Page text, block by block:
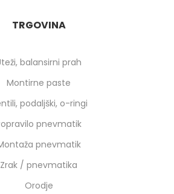
TRGOVINA
balansirni prah
Montirne paste
podaljški, o-ringi
pnevmatik
pnevmatik
Zrak / pnevmatika
Orodje